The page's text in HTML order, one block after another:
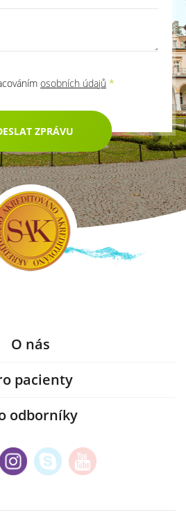
osobních údajů *
ZPRÁVU
O nás
pacienty
odborníky